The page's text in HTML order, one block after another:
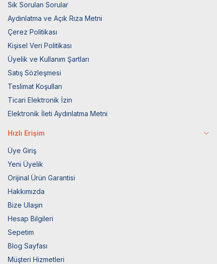
Sık Sorulan Sorular
Aydınlatma ve Açık Rıza Metni
Çerez Politikası
Kişisel Veri Politikası
Üyelik ve Kullanım Şartları
Satış Sözleşmesi
Teslimat Koşulları
Ticari Elektronik İzin
Elektronik İleti Aydınlatma Metni
Hızlı Erişim
Üye Giriş
Yeni Üyelik
Orijinal Ürün Garantisi
Hakkımızda
Bize Ulaşın
Hesap Bilgileri
Sepetim
Blog Sayfası
Müşteri Hizmetleri